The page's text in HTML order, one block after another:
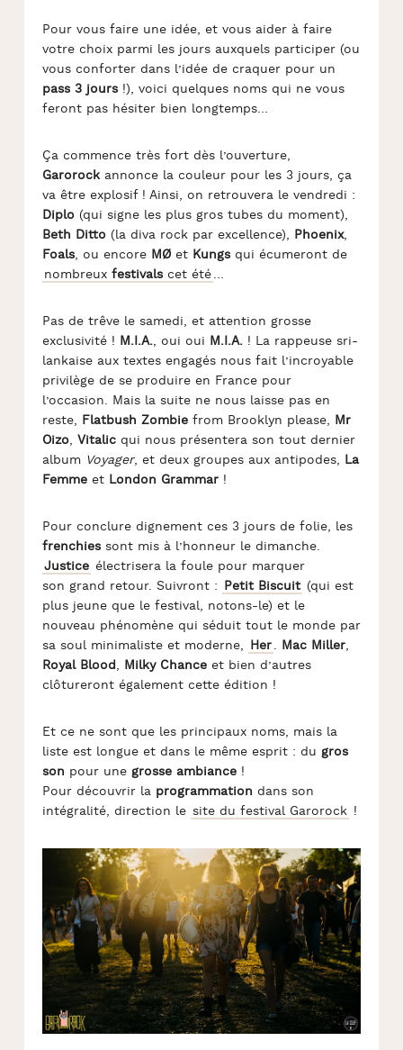
Pour vous faire une idée, et vous aider à faire
votre choix parmi les jours auxquels participer (ou
vous conforter dans l’idée de craquer pour un
pass 3 jours!), voici quelques noms qui ne vous
feront pas hésiter bien longtemps…
Ça commence très fort dès l’ouverture,
Garorockannonce la couleur pour les 3 jours, ça
va être explosif ! Ainsi, on retrouvera le vendredi :
Diplo(qui signe les plus gros tubes du moment),
Beth Ditto(la diva rock par excellence), Phoenix,
Foals, ou encore MØ et Kungsqui écumeront de
nombreux festivalscet été…
Pas de trêve le samedi, et attention grosse
exclusivité ! M.I.A., oui oui M.I.A.! La rappeuse sri-
lankaise aux textes engagés nous fait l’incroyable
privilège de se produire en France pour
l’occasion. Mais la suite ne nous laisse pas en
reste, Flatbush Zombiefrom Brooklyn please, Mr
Oizo, Vitalicqui nous présentera son tout dernier
album Voyager, et deux groupes aux antipodes, La
Femmeet London Grammar!
Pour conclure dignement ces 3 jours de folie, les
frenchiessont mis à l’honneur le dimanche.
Justice électrisera la foule pour marquer
son grand retour. Suivront : Petit Biscuit (qui est
plus jeune que le festival, notons-le) et le
nouveau phénomène qui séduit tout le monde par
sa soul minimaliste et moderne, Her. Mac Miller,
Royal Blood, Milky Chanceet bien d’autres
clôtureront également cette édition !
Et ce ne sont que les principaux noms, mais la
liste est longue et dans le même esprit : du gros
son pour une grosse ambiance!
Pour découvrir la programmation dans son
intégralité, direction le site du festival Garorock !